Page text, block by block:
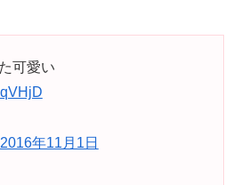
可愛い
2016年11月1日